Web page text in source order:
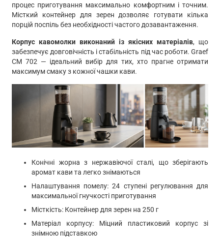
процес приготування максимально комфортним і точним.
Місткий контейнер для зерен дозволяє готувати кілька
порцій поспіль без необхідності частого дозавантаження.
Корпус кавомолки виконаний із якісних матеріалів, що
забезпечує довговічність і стабільність під час роботи. Graef
CM 702 — ідеальний вибір для тих, хто прагне отримати
максимум смаку з кожної чашки кави.
Конічні жорна з нержавіючої сталі, що зберігають
аромат кави та легко знімаються
Налаштування помелу: 24 ступені регулювання для
максимальної гнучкості приготування
Місткість: Контейнер для зерен на 250 г
Матеріал корпусу: Міцний пластиковий корпус зі
знімною підставкою